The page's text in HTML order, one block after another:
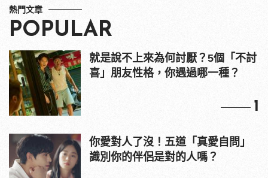
熱門文章
POPULAR
就是說不上來為何討厭？5個「不討
喜」朋友性格，你遇過哪一種？
1
你愛對人了沒！五道「真愛自問」
識別你的伴侶是對的人嗎？